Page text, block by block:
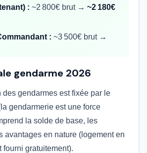
: ~2 800€ brut → ~2 180€
: ~3 500€ brut →
gendarme 2026
des gendarmes est fixée par le
gendarmerie est une force
la solde de base, les
avantages en nature (logement en
fourni gratuitement).